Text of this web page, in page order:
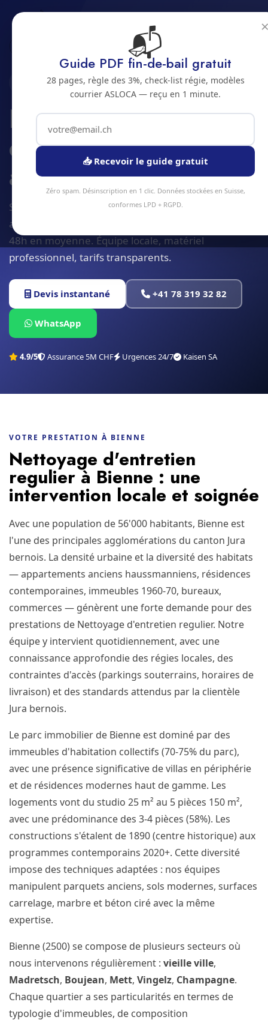
Nettoyage d'entretien regulier
Jura bernois Bienne
2500 · JURA BERNOIS
Nettoyage
d'entretien regulier
a Bienne
Service nettoyage d'entretien regulier à Bienne et
alentours. Devis gratuit sous 24h, intervention sous
48h en moyenne. Équipe locale, matériel
professionnel, tarifs transparents.
Devis instantané +41 78 319 32 82
WhatsApp
4.9/5 Assurance 5M CHF Urgences 24/7 Kaisen SA
VOTRE PRESTATION À BIENNE
Nettoyage d'entretien
regulier à Bienne : une
intervention locale et soignée
Avec une population de 56'000 habitants, Bienne est
l'une des principales agglomérations du canton Jura
bernois. La densité urbaine et la diversité des habitats
— appartements anciens haussmanniens, résidences
contemporaines, immeubles 1960-70, bureaux,
commerces — génèrent une forte demande pour des
prestations de Nettoyage d'entretien regulier. Notre
équipe y intervient quotidiennement, avec une
connaissance approfondie des régies locales, des
contraintes d'accès (parkings souterrains, horaires de
livraison) et des standards attendus par la clientèle
Jura bernois.
Le parc immobilier de Bienne est dominé par des
immeubles d'habitation collectifs (70-75% du parc),
avec une présence significative de villas en périphérie
et de résidences modernes haut de gamme. Les
logements vont du studio 25 m² au 5 pièces 150 m²,
avec une prédominance des 3-4 pièces (58%). Les
constructions s'étalent de 1890 (centre historique) aux
programmes contemporains 2020+. Cette diversité
impose des techniques adaptées : nos équipes
manipulent parquets anciens, sols modernes, surfaces
carrelage, marbre et béton ciré avec la même
expertise.
Bienne (2500) se compose de plusieurs secteurs où
nous intervenons régulièrement : vieille ville,
Madretsch, Boujean, Mett, Vingelz, Champagne.
Chaque quartier a ses particularités en termes de
typologie d'immeubles, de composition
📬
Guide PDF fin-de-bail gratuit
28 pages, règle des 3%, check-list régie, modèles
courrier ASLOCA — reçu en 1 minute.
📥 Recevoir le guide gratuit
Zéro spam. Désinscription en 1 clic. Données stockées en Suisse,
conformes LPD + RGPD.